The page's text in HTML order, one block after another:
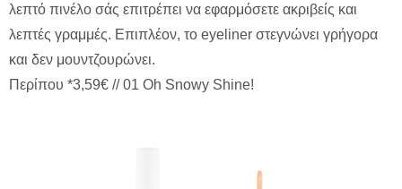
λεπτό πινέλο σάς επιτρέπει να εφαρμόσετε ακριβείς και
λεπτές γραμμές. Επιπλέον, το eyeliner στεγνώνει γρήγορα
και δεν μουντζουρώνει.
Περίπου *3,59€ // 01 Oh Snowy Shine!